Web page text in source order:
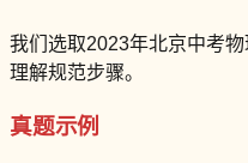
我们选取2023年北京中考
理解规范步骤。
真题示例